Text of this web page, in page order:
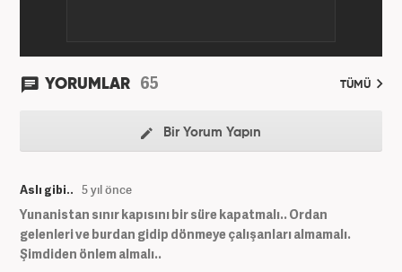
YORUMLAR 65 TÜMÜ
Bir Yorum Yapın
Aslı gibi.. 5 yıl önce
Yunanistan sınır kapısını bir süre kapatmalı.. Ordan
gelenleri ve burdan gidip dönmeye çalışanları almamalı.
Şimdiden önlem almalı..